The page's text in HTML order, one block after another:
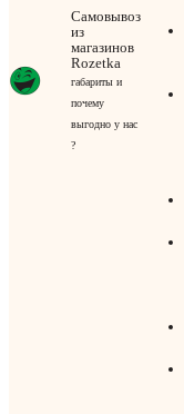
Самовывоз
из
магазинов
Rozetka
габариты и
почему
выгодно у нас
?